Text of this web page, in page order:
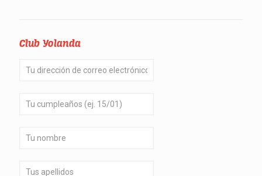
Club Yolanda